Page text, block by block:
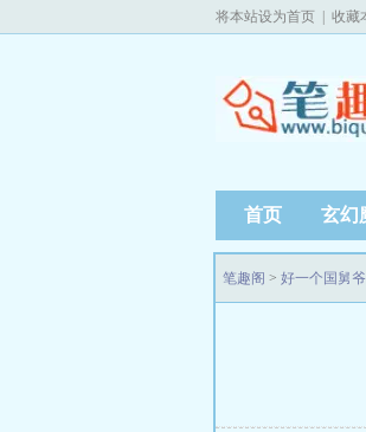
将本站设为首页 收藏
首页 玄幻
笔趣阁 > 好一个国舅爷